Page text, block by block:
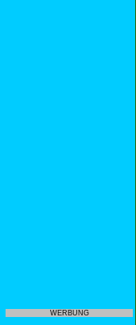
WERBUNG